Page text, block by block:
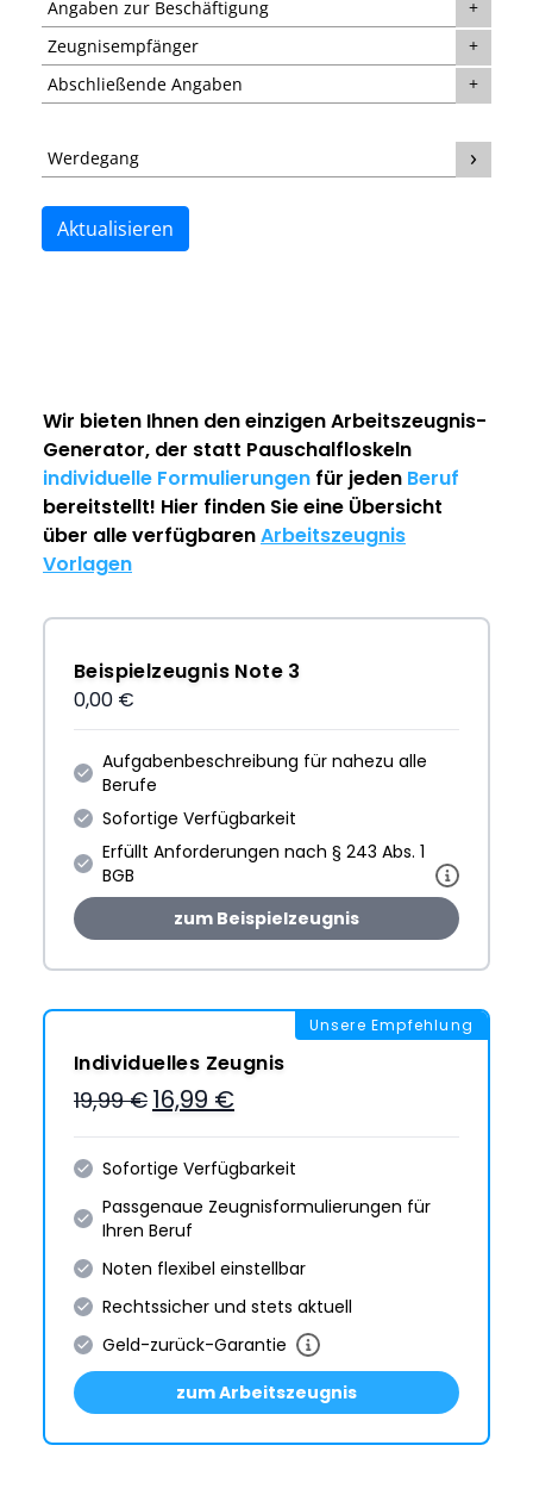
Angaben zur Beschäftigung
Zeugnisempfänger
Abschließende Angaben
Werdegang
Aktualisieren
Wir bieten Ihnen den einzigenArbeitszeugnis-
Generator, der statt Pauschalfloskeln
individuelle Formulierungen für jeden Beruf
bereitstellt! Hier finden Sie eine Übersicht
über alle verfügbarenArbeitszeugnis
Vorlagen
Beispielzeugnis Note 3
0,00 €
Aufgabenbeschreibung für nahezu alle
Berufe
Sofortige Verfügbarkeit
Erfüllt Anforderungen nach § 243 Abs. 1
BGB
zum Beispielzeugnis
Unsere Empfehlung
Individuelles Zeugnis
19,99 € 16,99 €
Sofortige Verfügbarkeit
Passgenaue Zeugnis­formulie­rungen für
Ihren Beruf
Noten flexibel einstellbar
Rechtssicher und stets aktuell
Geld-zurück-Garantie
zum Arbeitszeugnis